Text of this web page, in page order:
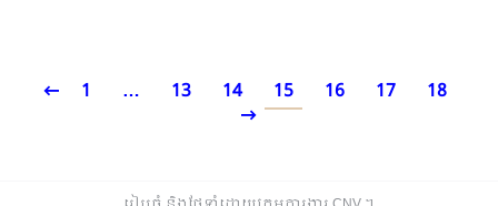
1 … 13 14 15 16 17 18